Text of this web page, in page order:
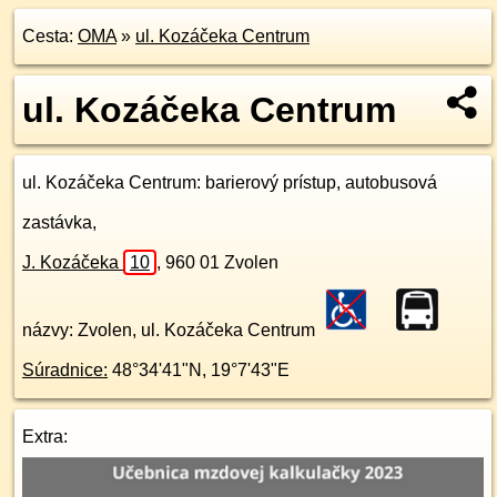
Cesta: OMA» ul. Kozáčeka Centrum
ul. Kozáčeka Centrum
ul. Kozáčeka Centrum: barierový prístup, autobusová
zastávka,
J. Kozáčeka 10 , 960 01 Zvolen
názvy: Zvolen, ul. Kozáčeka Centrum
Súradnice: 48°34'41"N , 19°7'43"E
Extra: